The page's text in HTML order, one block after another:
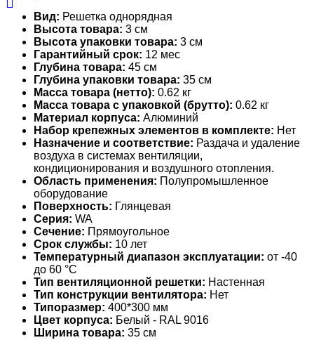
Вид: Решетка однорядная
Высота товара: 3 см
Высота упаковки товара: 3 см
Гарантийный срок: 12 мес
Глубина товара: 45 см
Глубина упаковки товара: 35 см
Масса товара (нетто): 0.62 кг
Масса товара с упаковкой (брутто): 0.62 кг
Материал корпуса: Алюминий
Набор крепежных элементов в комплекте: Нет
Назначение и соответствие: Раздача и удаление
воздуха в системах вентиляции,
кондиционирования и воздушного отопления.
Область применения: Полупромышленное
оборудование
Поверхность: Глянцевая
Серия: WA
Сечение: Прямоугольное
Срок службы: 10 лет
Температурный диапазон эксплуатации: от -40
до 60 °С
Тип вентиляционной решетки: Настенная
Тип конструкции вентилятора: Нет
Типоразмер: 400*300 мм
Цвет корпуса: Белый - RAL 9016
Ширина товара: 35 см